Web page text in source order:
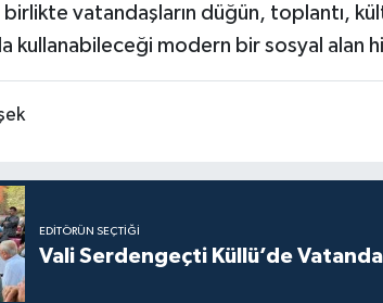
birlikte vatandaşların düğün, toplantı,
kullanabileceği modern bir sosyal alan
EDITÖRÜN SEÇTIĞI
Vali Serdengeçti Küllü’de